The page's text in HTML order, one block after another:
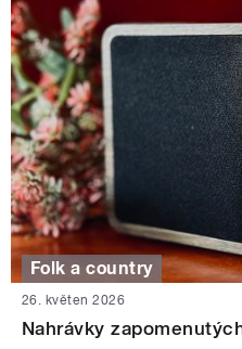
Folk a country
26. květen 2026
Nahrávky